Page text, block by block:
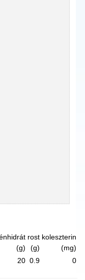
(g)
rost
(g)
koleszterin
(mg)
20 0.9 0